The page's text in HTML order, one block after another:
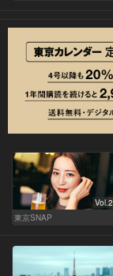
Vol.2
東京SNAP